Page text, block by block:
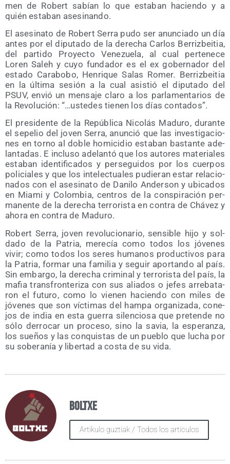
men de Robert sabían lo que esta­ban hacien­do y a
quién esta­ban asesinando.
El ase­si­na­to de Robert Serra pudo ser anun­cia­do un día
antes por el dipu­tado de la dere­cha Car­los Berriz­bei­tia,
del par­ti­do Pro­yec­to Vene­zue­la, al cual per­te­ne­ce
Loren Saleh y cuyo fun­da­dor es el ex gober­na­dor del
esta­do Cara­bo­bo, Hen­ri­que Salas Romer. Berriz­bei­tia
en la últi­ma sesión a la cual asis­tió el dipu­tado del
PSUV, envió un men­sa­je cla­ro a los par­la­men­ta­rios de
la Revo­lu­ción: “…uste­des tie­nen los días contados”.
El pre­si­den­te de la Repú­bli­ca Nico­lás Madu­ro, duran­te
el sepe­lio del joven Serra, anun­ció que las inves­ti­ga­cio­
nes en torno al doble homi­ci­dio esta­ban bas­tan­te ade­
lan­ta­das. E inclu­so ade­lan­tó que los auto­res mate­ria­les
esta­ban iden­ti­fi­ca­dos y per­se­gui­dos por los cuer­pos
poli­cia­les y que los inte­lec­tua­les pudie­ran estar rela­cio­
na­dos con el ase­si­na­to de Dani­lo Ander­son y ubi­ca­dos
en Mia­mi y Colom­bia, cen­tros de la cons­pi­ra­ción per­
ma­nen­te de la dere­cha terro­ris­ta en con­tra de Chá­vez y
aho­ra en con­tra de Maduro.
Robert Serra, joven revo­lu­cio­na­rio, sen­si­ble hijo y sol­
da­do de la Patria, mere­cía como todos los jóve­nes
vivir; como todos los seres huma­nos pro­duc­ti­vos para
la Patria, for­mar una fami­lia y seguir apor­tan­do al país.
Sin embar­go, la dere­cha cri­mi­nal y terro­ris­ta del país, la
mafia trans­fron­te­ri­za con sus alia­dos o jefes arre­ba­ta­
ron el futu­ro, como lo vie­nen hacien­do con miles de
jóve­nes que son víc­ti­mas del ham­pa orga­ni­za­da, cone­
jos de india en esta gue­rra silen­cio­sa que pre­ten­de no
sólo derro­car un pro­ce­so, sino la savia, la espe­ran­za,
los sue­ños y las con­quis­tas de un pue­blo que lucha por
su sobe­ra­nía y liber­tad a cos­ta de su vida.
Boltxe
Artikulo guztiak / Todos los artículos